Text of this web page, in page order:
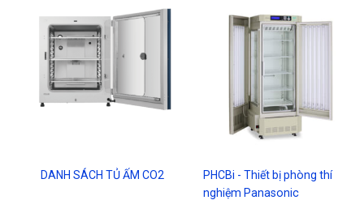
DANH SÁCH TỦ ẤM CO2
PHCBi - Thiết bị phòng thí
nghiệm Panasonic